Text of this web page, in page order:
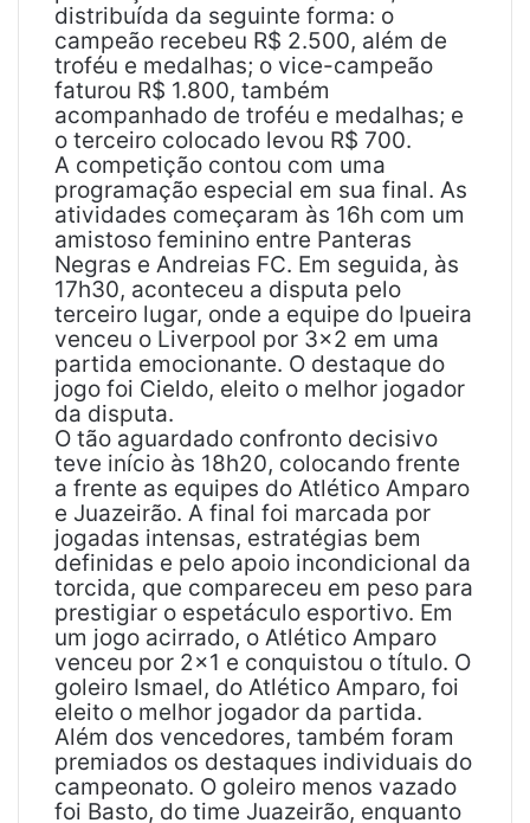
distribuída da seguinte forma: o
campeão recebeu R$ 2.500, além de
troféu e medalhas; o vice-campeão
faturou R$ 1.800, também
acompanhado de troféu e medalhas; e
o terceiro colocado levou R$ 700.
A competição contou com uma
programação especial em sua final. As
atividades começaram às 16h com um
amistoso feminino entre Panteras
Negras e Andreias FC. Em seguida, às
17h30, aconteceu a disputa pelo
terceiro lugar, onde a equipe do Ipueira
venceu o Liverpool por 3×2 em uma
partida emocionante. O destaque do
jogo foi Cieldo, eleito o melhor jogador
da disputa.
O tão aguardado confronto decisivo
teve início às 18h20, colocando frente
a frente as equipes do Atlético Amparo
e Juazeirão. A final foi marcada por
jogadas intensas, estratégias bem
definidas e pelo apoio incondicional da
torcida, que compareceu em peso para
prestigiar o espetáculo esportivo. Em
um jogo acirrado, o Atlético Amparo
venceu por 2×1 e conquistou o título. O
goleiro Ismael, do Atlético Amparo, foi
eleito o melhor jogador da partida.
Além dos vencedores, também foram
premiados os destaques individuais do
campeonato. O goleiro menos vazado
foi Basto, do time Juazeirão, enquanto